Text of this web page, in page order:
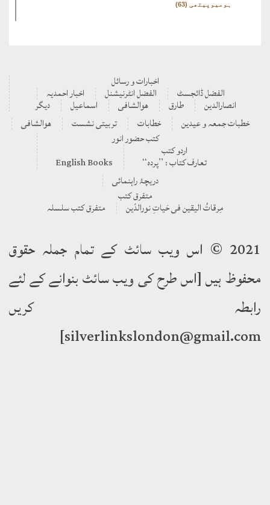
ہومیوپیتھی (63)
اخبارات و رسائل
الفضل ڈائجسٹ الفضل انٹرنیشنل اخبار احمدیہ
انصارالدین طارق ھوالشافی اسماعیل
دیگر
جمعہ و عیدین
خطابات تربیتی نشست
ھوالشافی
کتب حضور انور
تعارف کتاب : ’’پردہ‘‘
English Books
دریچۂ راہنمائی
متفرق کتب
مِرقاتُ الیقین فی حَیاتِ نورالدّین متفرق کتب سلسلہ
2021 © اس ویب سائٹ کے تمام جملہ حقوق
ہیں [اس طرح کی ویب سائٹ بنوانے کے لئے
کریں